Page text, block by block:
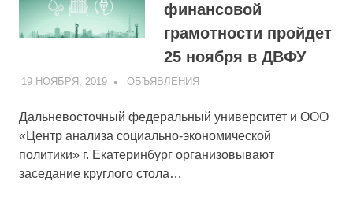
финансовой
грамотности пройдет
25 ноября в ДВФУ
19 НОЯБРЯ, 2019 ADMIN
ОБЪЯВЛЕНИЯ
Дальневосточный федеральный университет и ООО
«Центр анализа социально-экономической
политики» г. Екатеринбург организовывают
заседание круглого стола…